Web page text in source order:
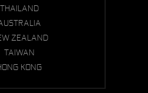
THAILAND
ZEALAND
TAIWAN
KONG